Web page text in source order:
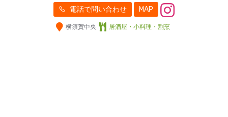
電話で問い合わせ MAP
横須賀中央 居酒屋・小料理・割烹